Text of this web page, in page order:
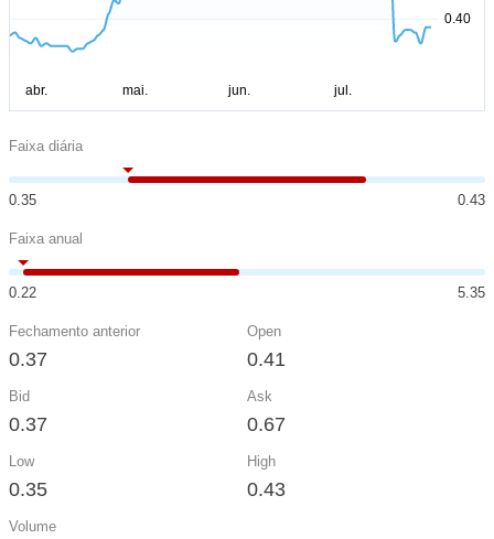
Faixa diária
0.35 0.43
Faixa anual
0.22 5.35
Fechamento anterior
0.37
Open
0.41
Bid
0.37
Ask
0.67
Low
0.35
High
0.43
Volume